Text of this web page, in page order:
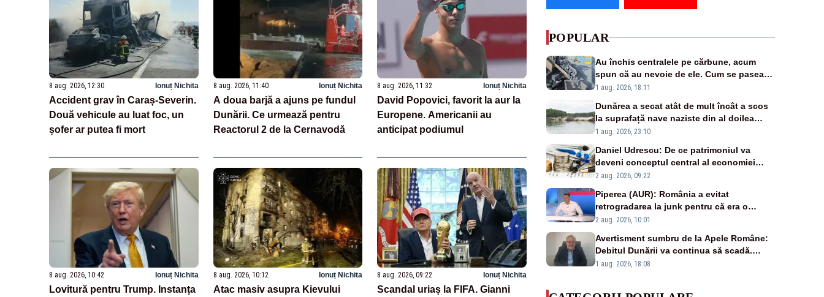
8 aug. 2026, 12:30 Ionuț Nichita
Accident grav în Caraș-Severin.
Două vehicule au luat foc, un
șofer ar putea fi mort
8 aug. 2026, 11:40 Ionuț Nichita
A doua barjă a ajuns pe fundul
Dunării. Ce urmează pentru
Reactorul 2 de la Cernavodă
8 aug. 2026, 11:32 Ionuț Nichita
David Popovici, favorit la aur la
Europene. Americanii au
anticipat podiumul
8 aug. 2026, 10:42 Ionuț Nichita
Lovitură pentru Trump. Instanța
8 aug. 2026, 10:12 Ionuț Nichita
Atac masiv asupra Kievului
8 aug. 2026, 09:22 Ionuț Nichita
Scandal uriaș la FIFA. Gianni
POPULAR
Au închis centralele pe cărbune, acum
spun că au nevoie de ele. Cum se pasează
vina în plină criză energetică
1 aug. 2026, 18:11
Dunărea a secat atât de mult încât a scos
la suprafață nave naziste din al doilea
război mondial
1 aug. 2026, 23:10
Daniel Udrescu: De ce patrimoniul va
deveni conceptul central al economiei
viitoare?
2 aug. 2026, 09:22
Piperea (AUR): România a evitat
retrogradarea la junk pentru că era o
catastrofă pentru bănci și fondurile de
2 aug. 2026, 10:01
Avertisment sumbru de la Apele Române:
Debitul Dunării va continua să scadă.
Cernavodă s-ar putea închide în 4 zile
1 aug. 2026, 18:08